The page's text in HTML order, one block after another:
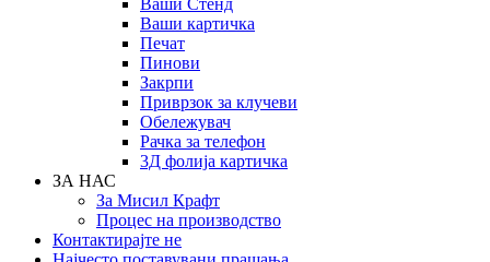
Ваши Стенд
Ваши картичка
Печат
Пинови
Закрпи
Приврзок за клучеви
Обележувач
Рачка за телефон
3Д фолија картичка
ЗА НАС
За Мисил Крафт
Процес на производство
Контактирајте не